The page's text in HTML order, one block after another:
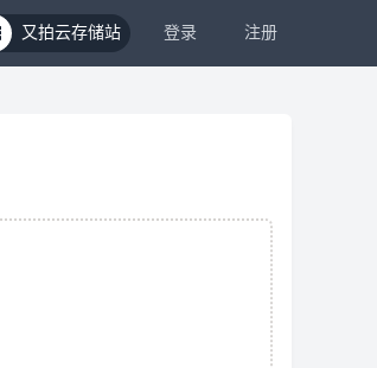
strategies menu
又拍云存储站 登录 注册